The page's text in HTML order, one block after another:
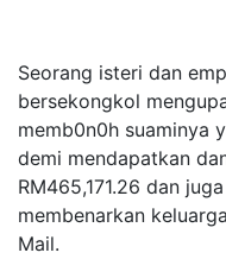
Seorang isteri dan
bersekongkol
memb0n0h suaminya
demi mendapatkan
RM465,171.26 dan
membenarkan
Mail.